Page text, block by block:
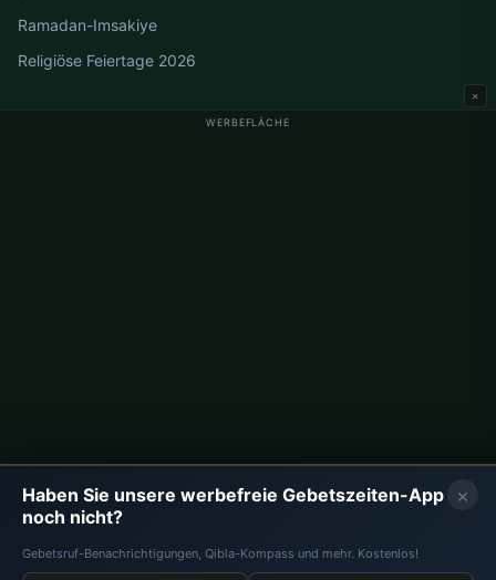
WERBEFLÄCHE
×
Ramadan-Imsakiye
Religiöse Feiertage 2026
Gebetszeiten Deutschland
Kontakt
Datenschutzrichtlinie
×
Haben Sie unsere werbefreie Gebetszeiten-App
noch nicht?
Gebetsruf-Benachrichtigungen, Qibla-Kompass und mehr. Kostenlos!